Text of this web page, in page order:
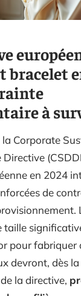
bracelet
à
la Corporate
Directive
en 2024
de
taille
pour fabriquer
devront, dès la
la directive,